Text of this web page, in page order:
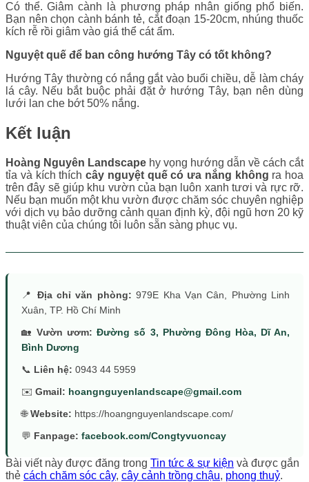
Có thể. Giâm cành là phương pháp nhân giống phổ biến.
Bạn nên chọn cành bánh tẻ, cắt đoạn 15-20cm, nhúng thuốc
kích rễ rồi giâm vào giá thể cát ẩm.
Nguyệt quế để ban công hướng Tây có tốt không?
Hướng Tây thường có nắng gắt vào buổi chiều, dễ làm cháy
lá cây. Nếu bắt buộc phải đặt ở hướng Tây, bạn nên dùng
lưới lan che bớt 50% nắng.
Kết luận
Hoàng Nguyên Landscape hy vọng hướng dẫn về cách cắt
tỉa và kích thích cây nguyệt quế có ưa nắng không ra hoa
trên đây sẽ giúp khu vườn của bạn luôn xanh tươi và rực rỡ.
Nếu bạn muốn một khu vườn được chăm sóc chuyên nghiệp
với dịch vụ bảo dưỡng cảnh quan định kỳ, đội ngũ hơn 20 kỹ
thuật viên của chúng tôi luôn sẵn sàng phục vụ.
📍 Địa chỉ văn phòng: 979E Kha Vạn Cân, Phường Linh
Xuân, TP. Hồ Chí Minh
🏡Vườn ươm: Đường số 3, Phường Đông Hòa, Dĩ An,
Bình Dương
📞 Liên hệ: 0943 44 5959
✉️ Gmail: hoangnguyenlandscape@gmail.com
🌐Website: https://hoangnguyenlandscape.com/
💬 Fanpage: facebook.com/Congtyvuoncay
Bài viết này được đăng trong Tin tức & sự kiện và được gắn
thẻ cách chăm sóc cây, cây cảnh trồng chậu, phong thuỷ.